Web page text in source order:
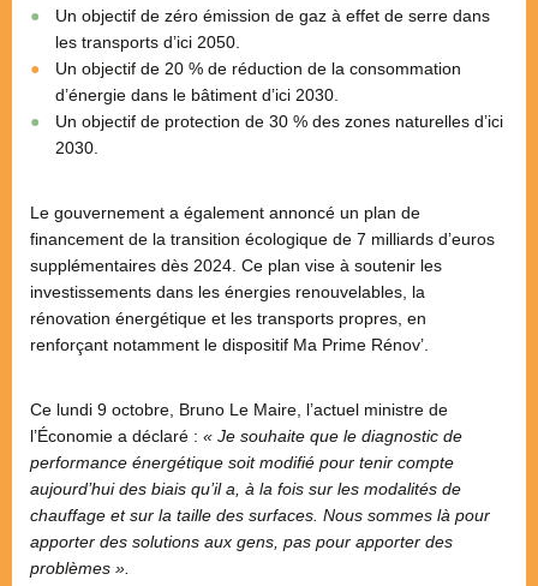
Un objectif de zéro émission de gaz à effet de serre dans
les transports d’ici 2050.
Un objectif de 20 % de réduction de la consommation
d’énergie dans le bâtiment d’ici 2030.
Un objectif de protection de 30 % des zones naturelles d’ici
2030.
Le gouvernement a également annoncé un plan de
financement de la transition écologique de 7 milliards d’euros
supplémentaires dès 2024. Ce plan vise à soutenir les
investissements dans les énergies renouvelables, la
rénovation énergétique et les transports propres, en
renforçant notamment le dispositif Ma Prime Rénov’.
Ce lundi 9 octobre, Bruno Le Maire, l’actuel ministre de
l’Économie a déclaré : « Je souhaite que le diagnostic de
performance énergétique soit modifié pour tenir compte
aujourd’hui des biais qu’il a, à la fois sur les modalités de
chauffage et sur la taille des surfaces. Nous sommes là pour
apporter des solutions aux gens, pas pour apporter des
problèmes ».